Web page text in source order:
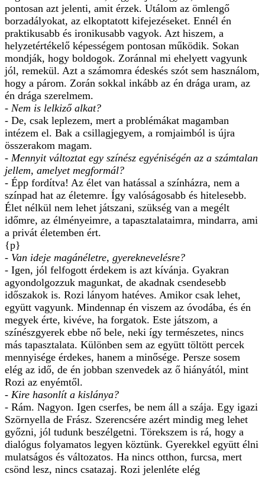
pontosan azt jelenti, amit érzek. Utálom az ömlengő
borzadályokat, az elkoptatott kifejezéseket. Ennél én
praktikusabb és ironikusabb vagyok. Azt hiszem, a
helyzetértékelő képességem pontosan működik. Sokan
mondják, hogy boldogok. Zoránnal mi ehelyett vagyunk
jól, remekül. Azt a számomra édeskés szót sem használom,
hogy a párom. Zorán sokkal inkább az én drága uram, az
én drága szerelmem.
- Nem is lelkiző alkat?
- De, csak leplezem, mert a problémákat magamban
intézem el. Bak a csillagjegyem, a romjaimból is újra
összerakom magam.
- Mennyit változtat egy színész egyéniségén az a számtalan
jellem, amelyet megformál?
- Épp fordítva! Az élet van hatással a színházra, nem a
színpad hat az életemre. Így valóságosabb és hitelesebb.
Élet nélkül nem lehet játszani, szükség van a megélt
időmre, az élményeimre, a tapasztalataimra, mindarra, ami
a privát életemben ért.
{p}
- Van ideje magánéletre, gyereknevelésre?
- Igen, jól felfogott érdekem is azt kívánja. Gyakran
agyondolgozzuk magunkat, de akadnak csendesebb
időszakok is. Rozi lányom hatéves. Amikor csak lehet,
együtt vagyunk. Mindennap én viszem az óvodába, és én
megyek érte, kivéve, ha forgatok. Este játszom, a
színészgyerek ebbe nő bele, neki így természetes, nincs
más tapasztalata. Különben sem az együtt töltött percek
mennyisége érdekes, hanem a minősége. Persze sosem
elég az idő, de én jobban szenvedek az ő hiányától, mint
Rozi az enyémtől.
- Kire hasonlít a kislánya?
- Rám. Nagyon. Igen cserfes, be nem áll a szája. Egy igazi
Szörnyella de Frász. Szerencsére azért mindig meg lehet
győzni, jól tudunk beszélgetni. Törekszem is rá, hogy a
dialógus folyamatos legyen köztünk. Gyerekkel együtt élni
mulatságos és változatos. Ha nincs otthon, furcsa, mert
csönd lesz, nincs csatazaj. Rozi jelenléte elég